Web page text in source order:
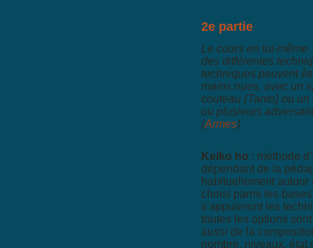
2e partie
Le cours en lui-même
des différentes
techniques peuvent
mains nues, avec un
couteau (Tanto) ou
ou plusieurs
(Armes)
Keiko ho : méthode
dépendant de la
habituellement autour
choisi parmi les
s’appuieront les
toutes les options
aussi de la
nombre, niveaux, état